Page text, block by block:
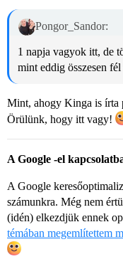
Pongor_Sandor:
1 napja vagyok itt, de
mint eddig összesen
Mint, ahogy Kinga is írta
Örülünk, hogy itt vagy!
A Google -el
A Google
számunkra. Még nem
(idén) elkezdjük ennek
témában megemlítettem